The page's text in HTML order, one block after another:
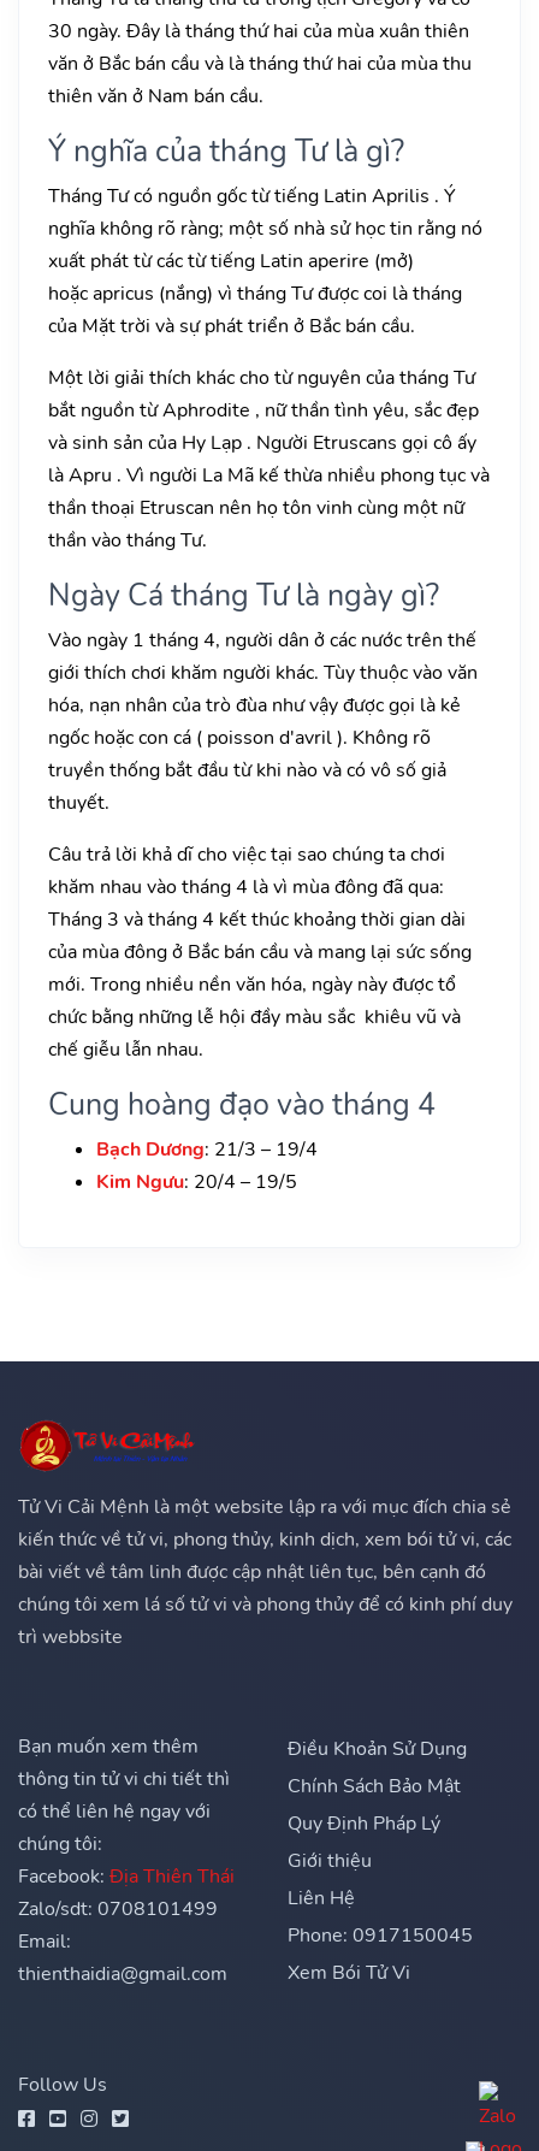
30 ngày. Đây là tháng thứ hai của mùa xuân thiên
văn ở Bắc bán cầu và là tháng thứ hai của mùa thu
thiên văn ở Nam bán cầu.
Ý nghĩa của tháng Tư là gì?
Tháng Tư có nguồn gốc từ tiếng Latin Aprilis . Ý
nghĩa không rõ ràng; một số nhà sử học tin rằng nó
xuất phát từ các từ tiếng Latin aperire (mở)
hoặc apricus (nắng) vì tháng Tư được coi là tháng
của Mặt trời và sự phát triển ở Bắc bán cầu.
Một lời giải thích khác cho từ nguyên của tháng Tư
bắt nguồn từ Aphrodite , nữ thần tình yêu, sắc đẹp
và sinh sản của Hy Lạp . Người Etruscans gọi cô ấy
là Apru . Vì người La Mã kế thừa nhiều phong tục và
thần thoại Etruscan nên họ tôn vinh cùng một nữ
thần vào tháng Tư.
Ngày Cá tháng Tư là ngày gì?
Vào ngày 1 tháng 4, người dân ở các nước trên thế
giới thích chơi khăm người khác. Tùy thuộc vào văn
hóa, nạn nhân của trò đùa như vậy được gọi là kẻ
ngốc hoặc con cá ( poisson d'avril ). Không rõ
truyền thống bắt đầu từ khi nào và có vô số giả
thuyết.
Câu trả lời khả dĩ cho việc tại sao chúng ta chơi
khăm nhau vào tháng 4 là vì mùa đông đã qua:
Tháng 3 và tháng 4 kết thúc khoảng thời gian dài
của mùa đông ở Bắc bán cầu và mang lại sức sống
mới. Trong nhiều nền văn hóa, ngày này được tổ
chức bằng những lễ hội đầy màu sắc khiêu vũ và
chế giễu lẫn nhau.
Cung hoàng đạo vào tháng 4
Bạch Dương: 21/3 – 19/4
Kim Ngưu: 20/4 – 19/5
Tử Vi Cải Mệnh là một website lập ra với mục đích chia sẻ
kiến thức về tử vi, phong thủy, kinh dịch, xem bói tử vi, các
bài viết về tâm linh được cập nhật liên tục, bên cạnh đó
chúng tôi xem lá số tử vi và phong thủy để có kinh phí duy
trì webbsite
Bạn muốn xem thêm
thông tin tử vi chi tiết thì
có thể liên hệ ngay với
chúng tôi:
Facebook: Địa Thiên Thái
Zalo/sdt: 0708101499
Email:
thienthaidia@gmail.com
Điều Khoản Sử Dụng
Chính Sách Bảo Mật
Quy Định Pháp Lý
Giới thiệu
Liên Hệ
Phone: 0917150045
Xem Bói Tử Vi
Follow Us